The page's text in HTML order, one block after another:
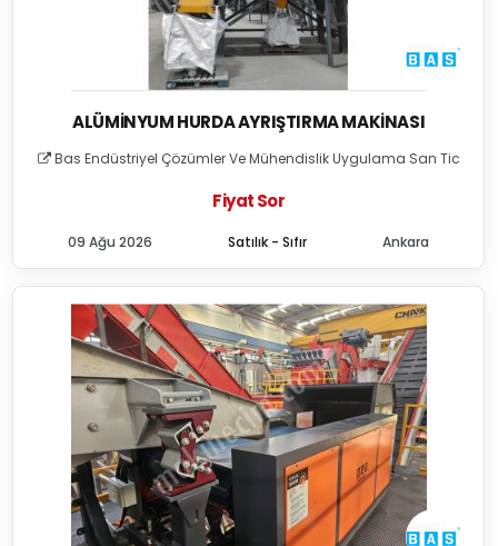
ALÜMINYUM HURDA AYRIŞTIRMA MAKINASI
Bas Endüstriyel Çözümler Ve Mühendislik Uygulama San Tic
Fiyat Sor
Satılık - Sıfır
09 Ağu 2026 Ankara